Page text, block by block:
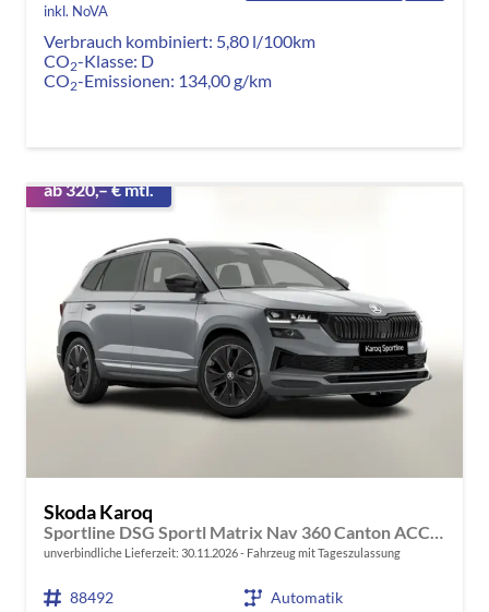
inkl. NoVA
Verbrauch kombiniert: 5,80 l/100km
CO2-Klasse: D
CO2-Emissionen: 134,00 g/km
ab 320,– € mtl.
Skoda Karoq
unverbindliche Lieferzeit: 30.11.2026 Fahrzeug mit Tageszulassung
88492
Automatik